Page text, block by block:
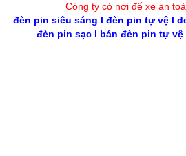
Công ty có nơi để xe an
đèn pin siêu sáng l đèn pin tự vệl
đèn pin sạcl bán đèn pin tự vệ